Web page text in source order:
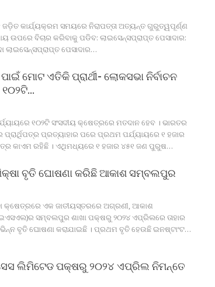
ଜଡ଼ିତ କାର୍ଯ୍ୟକ୍ରମ ସମୟରେ ନିରାପତ୍ତା ଅତ୍ୟନ୍ତ ଗୁରୁତ୍ୱପୂର୍ଣ୍ଣ
ଉପରେ ବିଚାର କରିବାକୁ ପଡିବ: ଲାଇସେନ୍ସପ୍ରାପ୍ତ ପେସାଦାର:
ଲାଇସେନ୍ସପ୍ରାପ୍ତ ପେସାଦାର…
ମୋଟ ଏତିକି ପ୍ରାର୍ଥୀ- ଲୋକସଭା ନିର୍ବାଚନ
୧୦୨ଟି ସଂସଦୀୟ କ୍ଷେତ୍ରରେ ମତଦାନ ହେବ । ଭାରତର
ପ୍ରାର୍ଥିପତ୍ର ପ୍ରତ୍ୟାହାର ପରେ ପ୍ରଥମ ପର୍ଯ୍ୟାୟରେ ୧ ହଜାର
କାଏମ ରହିଛି । ଏଥିମଧ୍ୟରେ ୧ ହଜାର ୪୫୧ ଜଣ ପୁରୁଷ…
ବୃତି ଘୋଷଣା କରିଛି ଆକାଶ ସମ୍ବଲପୁର
ଏକ ଜାତୀୟସ୍ତରରେ ଅଗ୍ରଣୀ, ଆକାଶ
ସମ୍ବଲପୁର ଶାଖା ପକ୍ଷରୁ ୨୦୨୪ ଏପ୍ରିଲରେ ତାହାର
ବୃତି ଘୋଷଣା କରାଯାଇଛି । ପ୍ରଥମ ବୃତି ହେଉଛି ଇନଷ୍ଟାଂଟ…
ଲିମିଟେଡ ପକ୍ଷରୁ ୨୦୨୪ ଏପ୍ରିଲ ନିମନ୍ତେ